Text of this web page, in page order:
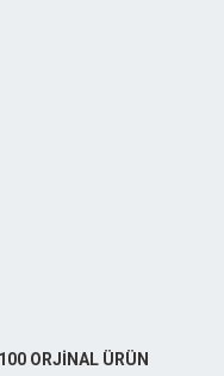
ORJİNAL ÜRÜN